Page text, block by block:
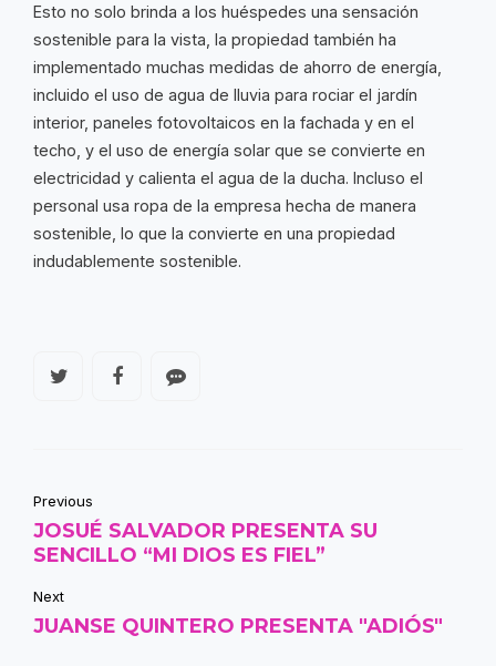
Esto no solo brinda a los huéspedes una sensación
sostenible para la vista, la propiedad también ha
implementado muchas medidas de ahorro de energía,
incluido el uso de agua de lluvia para rociar el jardín
interior, paneles fotovoltaicos en la fachada y en el
techo, y el uso de energía solar que se convierte en
electricidad y calienta el agua de la ducha. Incluso el
personal usa ropa de la empresa hecha de manera
sostenible, lo que la convierte en una propiedad
indudablemente sostenible.
Previous
JOSUÉ SALVADOR PRESENTA SU
SENCILLO “MI DIOS ES FIEL”
Next
JUANSE QUINTERO PRESENTA "ADIÓS"